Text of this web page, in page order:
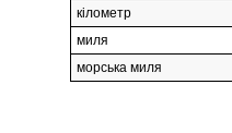
кілометр
миля
морська миля